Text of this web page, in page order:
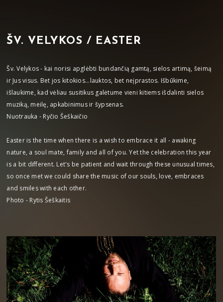
ŠV. VELYKOS / EASTER
Šv. Velykos - kai norisi apglėbti bundančią gamtą, sielos artimą, šeimą
ir Jus visus. Bet jos kitokios...lauktos, bet neįprastos. Išbūkime,
išlaukime, kad vėliau susitikus galėtume vieni kitiems išdalinti sielos
muziką, meilę, apkabinimus ir šypsenas.
Nuotrauka - Ryčio Šeškaičio
Easter is the time when there is a wish to embrace it all - awaking
nature, a soul mate, family and all of you. Yet the celebration this year
is a bit different. Let's be patient and wait through these unusual times,
so once met we could share the music of our souls, love, embraces
and smiles with each other.
Photo - Rytis Šeškaitis